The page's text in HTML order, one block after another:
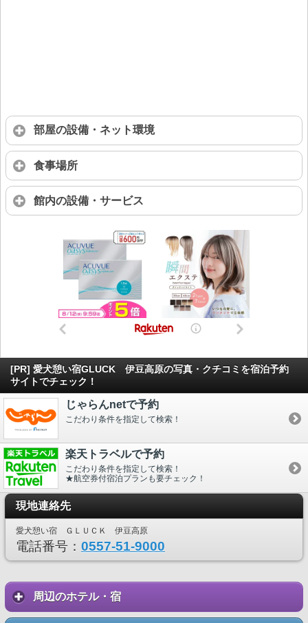
部屋の設備・ネット環境
食事場所
館内の設備・サービス
[PR] 愛犬憩い宿GLUCK 伊豆高原の写真・クチコミを宿泊予約
サイトでチェック！
じゃらんnetで予約
こだわり条件を指定して検索！
楽天トラベルで予約
こだわり条件を指定して検索！
★航空券付宿泊プランも要チェック！
現地連絡先
愛犬憩い宿 ＧＬＵＣＫ 伊豆高原
電話番号： 0557-51-9000
周辺のホテル・宿